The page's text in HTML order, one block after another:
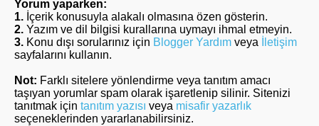
Yorum yaparken:
1. İçerik konusuyla alakalı olmasına özen gösterin.
2. Yazım ve dil bilgisi kurallarına uymayı ihmal etmeyin.
3. Konu dışı sorularınız için Blogger Yardım veya
İletişim
sayfalarını kullanın.
Not: Farklı sitelere yönlendirme veya tanıtım amacı
taşıyan yorumlar spam olarak işaretlenip silinir. Sitenizi
tanıtmak için tanıtım yazısı veya misafir yazarlık
seçeneklerinden yararlanabilirsiniz.